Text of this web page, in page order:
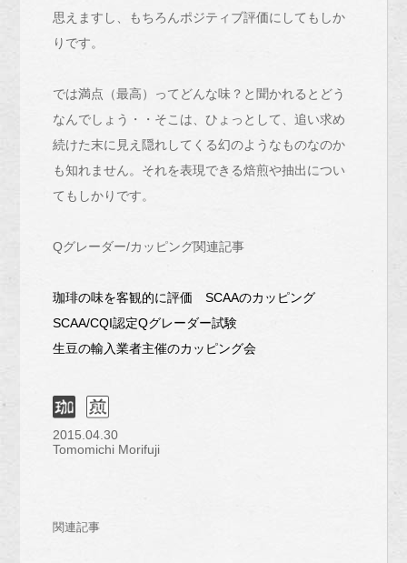
思えますし、もちろんポジティブ評価にしてもしか
りです。
では満点（最高）ってどんな味？と聞かれるとどう
なんでしょう・・そこは、ひょっとして、追い求め
続けた末に見え隠れしてくる幻のようなものなのか
も知れません。それを表現できる焙煎や抽出につい
てもしかりです。
Qグレーダー/カッピング関連記事
珈琲の味を客観的に評価 SCAAのカッピング
SCAA/CQI認定Qグレーダー試験
生豆の輸入業者主催のカッピング会
2015.04.30
Tomomichi Morifuji
関連記事